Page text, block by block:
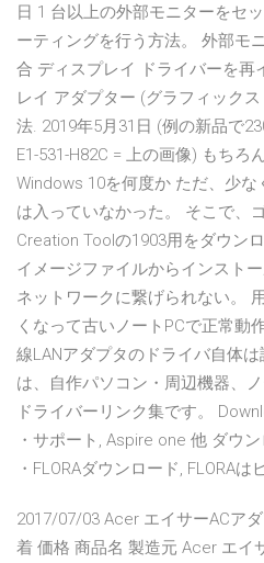
日 1 台以上の外部モニターをセ
ーティングを行う方法。 外部モ
合 ディスプレイ ドライバーを再
レイ アダプター (グラフィック
法. 2019年5月31日 (例の新品で
E1-531-H82C = 上の画像) もちろ
Windows 10を何度か ただ、少
は入っていなかった。 そこで、
Creation Toolの1903用をダウン
イメージファイルからインスト
ネットワークに繋げられない。
くなって古いノートPCで正常動
線LANアダプタのドライバ自体
は、自作パソコン・周辺機器、
ドライバーリンク集です。
・サポート, Aspire one 他 ダウ
・FLORAダウンロード, FLORAは
2017/07/03 Acer エイサーACア
着 価格 商品名 製造元 Acer エイ